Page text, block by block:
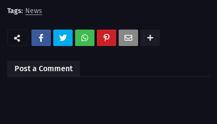
Tags: News
Post a Comment